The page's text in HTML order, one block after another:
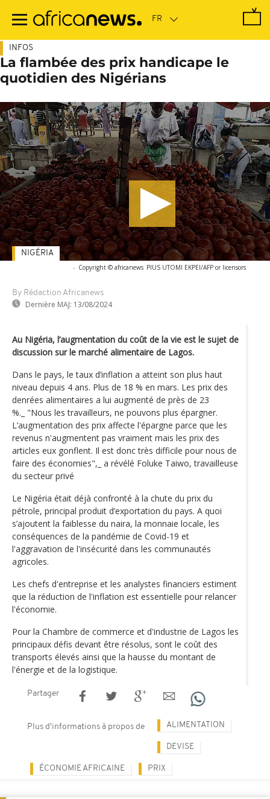
contenu
INFOS
La flambée des prix handicape le
quotidien des Nigérians
- Copyright © africanews PIUS UTOMI EKPEI/AFP or licensors
By Rédaction Africanews
Dernière MAJ: 13/08/2024
NIGÉRIA
Au Nigéria, l’augmentation du coût de la vie est le sujet de
discussion sur le marché alimentaire de Lagos.
Dans le pays, le taux d’inflation a atteint son plus haut
niveau depuis 4 ans. Plus de 18 % en mars. Les prix des
denrées alimentaires a lui augmenté de près de 23
%._ "Nous les travailleurs, ne pouvons plus épargner.
L’augmentation des prix affecte l'épargne parce que les
revenus n'augmentent pas vraiment mais les prix des
articles eux gonflent. Il est donc très difficile pour nous de
faire des économies",_ a révélé Foluke Taiwo, travailleuse
du secteur privé
Le Nigéria était déjà confronté à la chute du prix du
pétrole, principal produit d’exportation du pays. A quoi
s’ajoutent la faiblesse du naira, la monnaie locale, les
conséquences de la pandémie de Covid-19 et
l'aggravation de l'insécurité dans les communautés
agricoles.
Les chefs d'entreprise et les analystes financiers estiment
que la réduction de l'inflation est essentielle pour relancer
l'économie.
Pour la Chambre de commerce et d'industrie de Lagos les
principaux défis devant être résolus, sont le coût des
transports élevés ainsi que la hausse du montant de
l'énergie et de la logistique.
Partager
Plus d'informations à propos de ALIMENTATION
DEVISE
ÉCONOMIE AFRICAINE PRIX